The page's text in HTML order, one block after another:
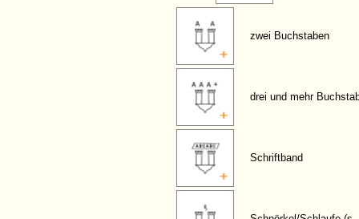
zwei Buchstaben
drei und mehr
Schriftband